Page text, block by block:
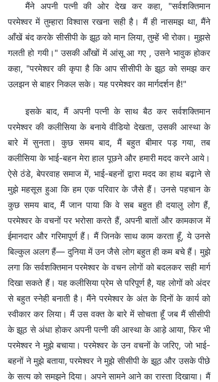
मैंने अपनी पत्नी की ओर देख कर कहा, "सर्वशक्तिमान
परमेश्वर में तुम्हारा विश्वास रखना सही है। मैं ही नासमझ था, मैंने
आँखें बंद करके सीसीपी के झूठ को मान लिया, तुम्हें भी रोका। मुझसे
गलती हो गयी।" उसकी आँखों में आंसू आ गए , उसने भावुक होकर
कहा, "परमेश्वर की कृपा है कि आप सीसीपी के झूठ को समझ कर
उलझन से बाहर निकल सके। यह परमेश्वर का मार्गदर्शन है!"
इसके बाद, मैं अपनी पत्नी के साथ बैठ कर सर्वशक्तिमान
परमेश्वर की कलीसिया के बनाये वीडियो देखता, उसकी आस्था के
बारे में सुनता। कुछ समय बाद, मैं बहुत बीमार पड़ गया, तब
कलीसिया के भाई-बहन मेरा हाल पूछने और हमारी मदद करने आये।
ऐसे ठंडे, बेपरवाह समाज में, भाई-बहनों द्वारा मदद का हाथ बढ़ाने से
मुझे महसूस हुआ कि हम एक परिवार के जैसे हैं। उनसे पहचान के
कुछ समय बाद, मैं जान पाया कि वे सब बहुत ही दयालु लोग हैं,
परमेश्वर के वचनों पर भरोसा करते हैं, अपनी बातों और कामकाज में
ईमानदार और गरिमापूर्ण हैं। मैं जिनके साथ काम करता हूँ, ये उनसे
बिल्कुल अलग हैं— दुनिया में उन जैसे लोग बहुत ही कम बचे हैं। मुझे
लगा कि सर्वशक्तिमान परमेश्वर के वचन लोगों को बदलकर सही मार्ग
दिखा सकते हैं। यह कलीसिया प्रेम से परिपूर्ण है, यह लोगों को अंदर
से बहुत स्नेही बनाती है। मैंने परमेश्वर के अंत के दिनों के कार्य को
स्वीकार कर लिया। मैं उस वक्त के बारे में सोचता हूँ जब मैं सीसीपी
के झूठ से अंधा होकर अपनी पत्नी की आस्था के आड़े आया, फिर भी
परमेश्वर ने मुझे बचाया। परमेश्वर के उन वचनों के जरिए, जो भाई-
बहनों ने मुझे बताया, परमेश्वर ने मुझे सीसीपी के झूठ और उसके पीछे
के सत्य को समझने दिया। अपने सामने आने का रास्ता दिखाया। मैं